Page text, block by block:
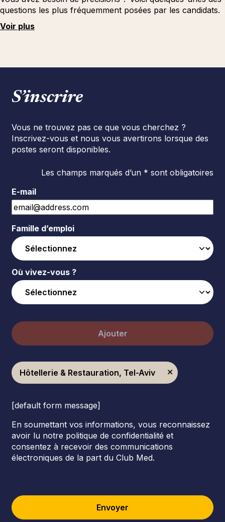
questions les plus fréquemment posées par les candidats.
Voir plus
S’inscrire
Vous ne trouvez pas ce que vous cherchez ?
Inscrivez-vous et nous vous avertirons lorsque des
postes seront disponibles.
Les champs marqués d’un * sont obligatoires
E-mail
Famille d’emploi
Où vivez-vous ?
Ajouter
Hôtellerie & Restauration, Tel-Aviv
[default form message]
En soumettant vos informations, vous reconnaissez
avoir lu notre politique de confidentialité et
consentez à recevoir des communications
électroniques de la part du Club Med.
Envoyer